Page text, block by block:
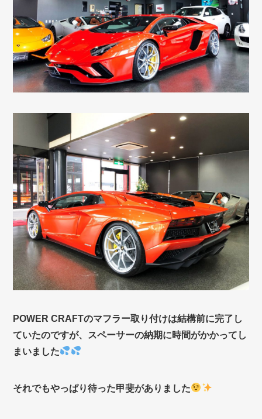
POWER CRAFTのマフラー取り付けは結構前に完了し
ていたのですが、スペーサーの納期に時間がかかってし
まいました
それでもやっぱり待った甲斐がありました